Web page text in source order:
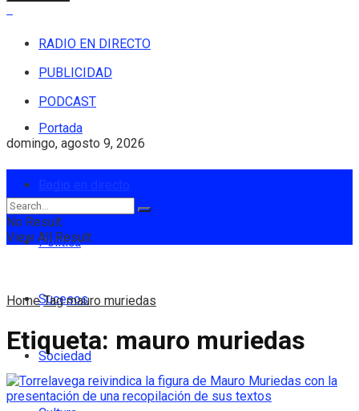
RADIO EN DIRECTO
PUBLICIDAD
PODCAST
domingo, agosto 9, 2026
Portada
Política
Sucesos
Sociedad
No Result
View All Result
Home Tag mauro muriedas
Etiqueta: mauro muriedas